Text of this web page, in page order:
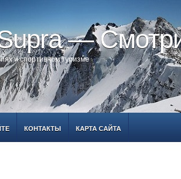
—
и спортивном туризме
КОНТАКТЫ КАРТА САЙТА